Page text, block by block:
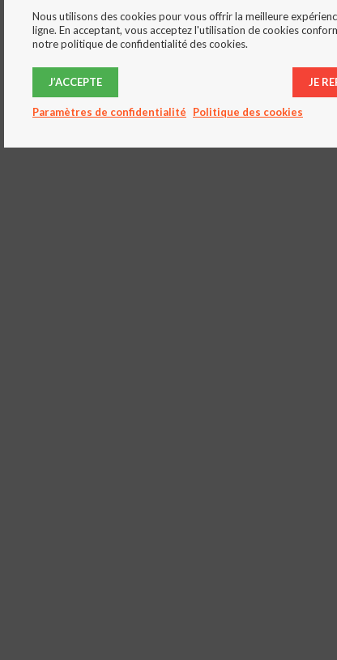
Nous utilisons des cookies pour vous offrir la meilleure
ligne. En acceptant, vous acceptez l'utilisation de cookies
notre politique de confidentialité des cookies.
J’ACCEPTE JE
Paramètres de confidentialité Politique des cookies